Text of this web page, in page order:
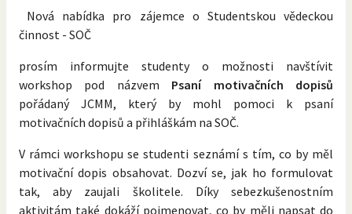
Nová nabídka pro zájemce o Studentskou vědeckou
činnost - SOČ
prosím informujte studenty o možnosti navštívit
workshop pod názvem Psaní motivačních dopisů
pořádaný JCMM, který by mohl pomoci k psaní
motivačních dopisů a přihláškám na SOČ.
V rámci workshopu se studenti seznámí s tím, co by měl
motivační dopis obsahovat. Dozví se, jak ho formulovat
tak, aby zaujali školitele. Díky sebezkušenostním
aktivitám také dokáží pojmenovat, co by měli napsat do